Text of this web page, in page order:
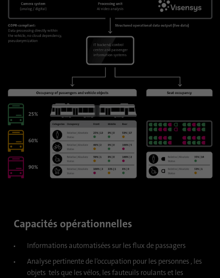
Capacités opérationnelles
Informations automatisées sur les flux de passagers
Analyse pertinente de l’occupation pour les personnes , les
objets tels que les vélos, les fauteuils roulants et les
Fournisseur .linkedin.com
Durée
Ce cookie est un identifiant du navigateur.
Cela identifie de manière unique les
plateforme.
Nom lidc
Fournisseur .linkedin.com
Durée 24 heures
Fournisseur .linkedin.com